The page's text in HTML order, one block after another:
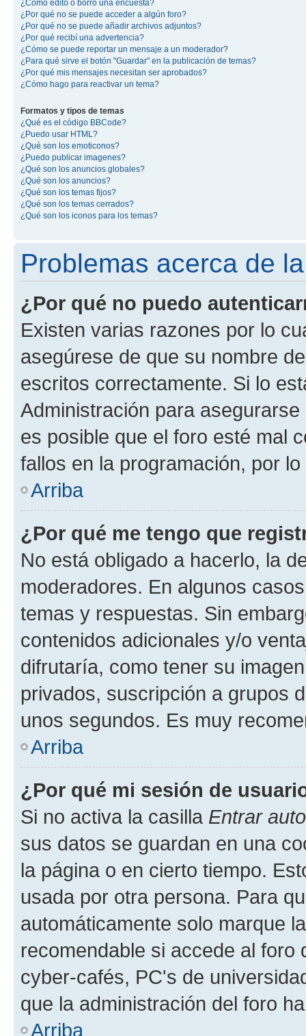
¿Cómo edito o borro una encuesta?
¿Por qué no se puede acceder a algún foro?
¿Por qué no se puede añadir archivos adjuntos?
¿Por qué recibí una advertencia?
¿Cómo se puede reportar un mensaje a un moderador?
¿Para qué sirve el botón "Guardar" en la publicación de temas?
¿Por qué mis mensajes necesitan ser aprobados?
¿Cómo hago para reactivar un tema?
Formatos y tipos de temas
¿Qué es el código BBCode?
¿Puedo usar HTML?
¿Qué son los emoticonos?
¿Puedo publicar imagenes?
¿Qué son los anuncios globales?
¿Qué son los anuncios?
¿Qué son los temas fijos?
¿Qué son los temas cerrados?
¿Qué son los iconos para los temas?
Problemas acerca de
¿Por qué no puedo
Existen varias razones por lo
asegúrese de que su nombre
escritos correctamente. Si lo
Administración para
es posible que el foro esté mal
fallos en la programación, por
Arriba
¿Por qué me tengo que
No está obligado a hacerlo, la
moderadores. En algunos
temas y respuestas. Sin
contenidos adicionales y/o
difrutaría, como tener su
privados, suscripción a grupos
unos segundos. Es muy
Arriba
¿Por qué mi sesión de
Si no activa la casilla Entrar
sus datos se guardan en una
la página o en cierto tiempo.
usada por otra persona. Para
automáticamente solo marque
recomendable si accede al foro
cyber-cafés, PC's de
que la administración del foro
Arriba